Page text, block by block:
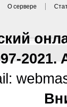
О сервере
2021.